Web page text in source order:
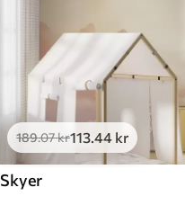
189.07kr113.44 kr
Skyer